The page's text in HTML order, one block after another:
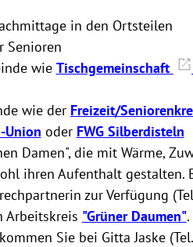
in den Ortsteilen
Senioren
wie Tischgemeinschaft
wie der Freizeit/
Union oder FWG Silberdisteln
Damen", die mit Wärme,
ihren Aufenthalt gestalten.
zur Verfügung
Arbeitskreis "Grüner Daumen".
Sie bei Gitta Jaske